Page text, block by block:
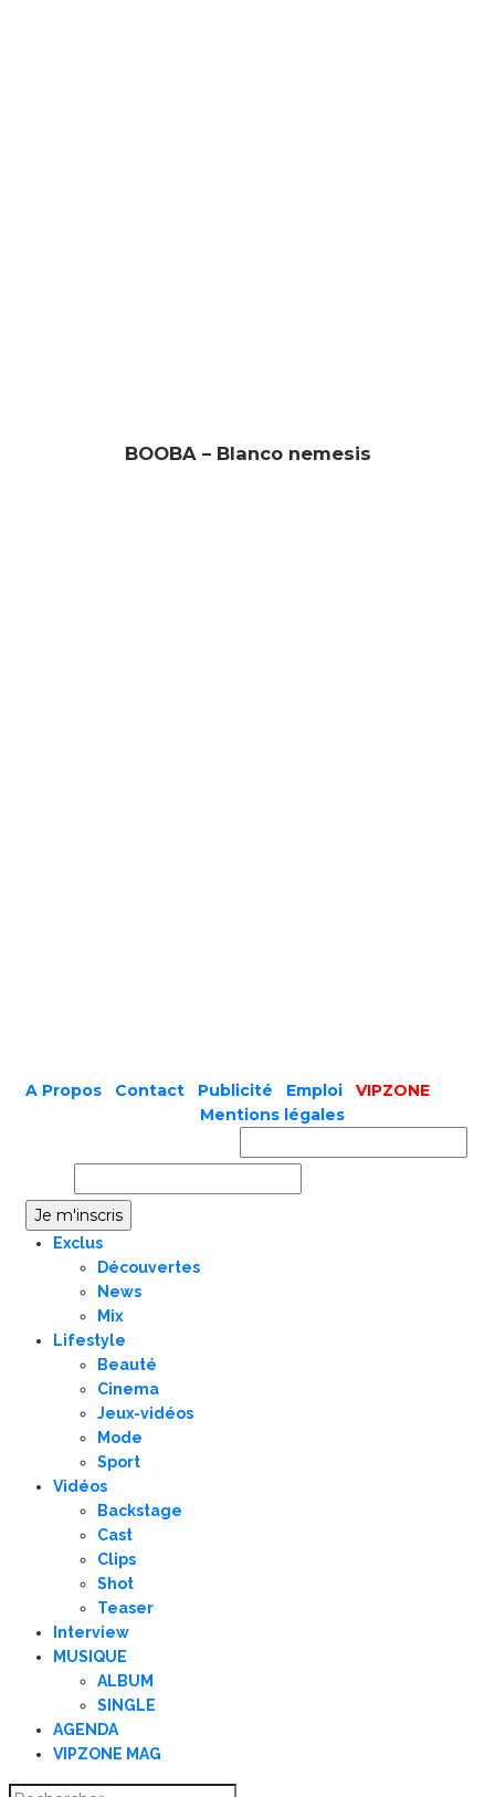
BOOBA – Blanco nemesis
A Propos Contact Publicité Emploi
VIPZONE
Mentions légales
Exclus
Découvertes
News
Mix
Lifestyle
Beauté
Cinema
Jeux-vidéos
Mode
Sport
Vidéos
Backstage
Cast
Clips
Shot
Teaser
Interview
MUSIQUE
ALBUM
SINGLE
AGENDA
VIPZONE MAG